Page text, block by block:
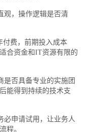
，操作逻辑是否清
费，前期投入成本
合资金和IT资源有限的
否具备专业的实施团
能得到持续的技术支
申请试用，让业务人
程。